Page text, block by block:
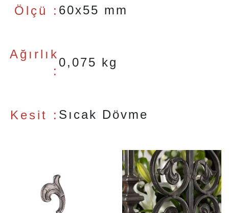
Ölçü : 60x55 mm
Ağırlık
:
0,075 kg
Kesit : Sıcak Dövme